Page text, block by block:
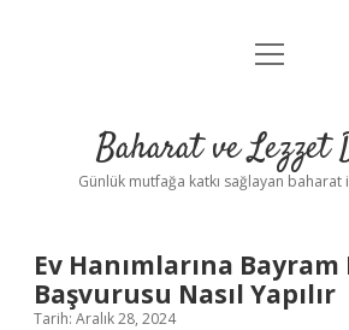
Anasayfa
Yasal Uyarı
menüyü
Baharat ve Lezzet
Günlük mutfağa katkı sağlayan
Ev Hanımlarına Bayram
Başvurusu Nasıl Yapılır
Tarih: Aralık 28, 2024